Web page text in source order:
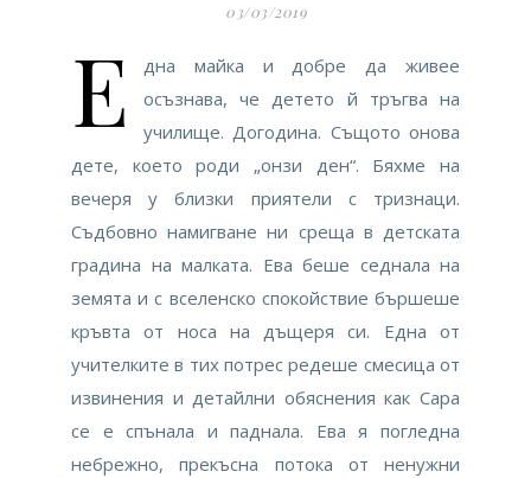
03/03/2019
Е
дна майка и добре да живее
осъзнава, че детето й тръгва на
училище. Догодина. Същото онова
дете, което роди „онзи ден“. Бяхме на
вечеря у близки приятели с тризнаци.
Съдбовно намигване ни среща в детската
градина на малката. Ева беше седнала на
земята и с вселенско спокойствие бършеше
кръвта от носа на дъщеря си. Една от
учителките в тих потрес редеше смесица от
извинения и детайлни обяснения как Сара
се е спънала и паднала. Ева я погледна
небрежно, прекъсна потока от ненужни